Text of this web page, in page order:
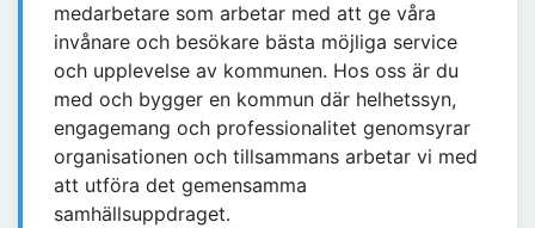
medarbetare som arbetar med att ge våra
invånare och besökare bästa möjliga service
och upplevelse av kommunen. Hos oss är du
med och bygger en kommun där helhetssyn,
engagemang och professionalitet genomsyrar
organisationen och tillsammans arbetar vi med
att utföra det gemensamma
samhällsuppdraget.